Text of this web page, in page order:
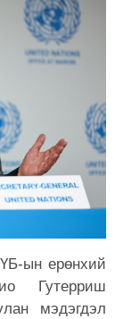
ын ерөнхий
Гутерриш
мэдэгдэл